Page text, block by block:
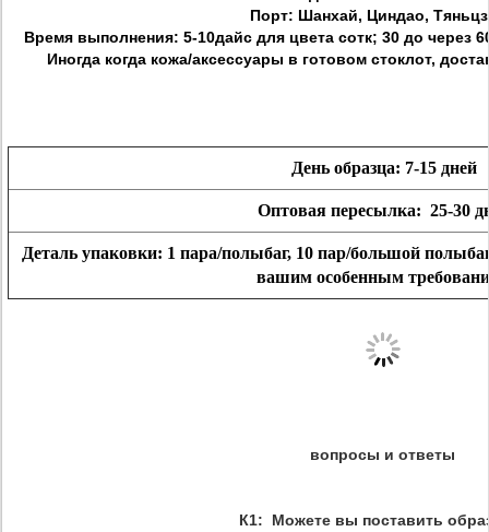
Порт: Шанхай, Циндао,
Время выполнения: 5-10дайс для цвета сотк; 30 до через
Иногда когда кожа/аксессуары в готовом стоклот,
День образца: 7-15 дней
Оптовая пересылка: 25-30
Деталь упаковки: 1 пара/полыбаг, 10 пар/большой
вашим особенным
вопросы и ответы
К1:
Можете вы поставить